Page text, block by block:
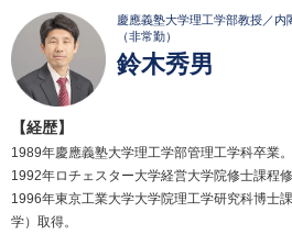
慶應義塾大学理工学部教授／
（非常勤）
鈴木秀男
【経歴】
1989年慶應義塾大学理工学部管理工学科卒業。
1992年ロチェスター大学経営大学院修士課程修
1996年東京工業大学大学院理工学研究科博士
学）取得。